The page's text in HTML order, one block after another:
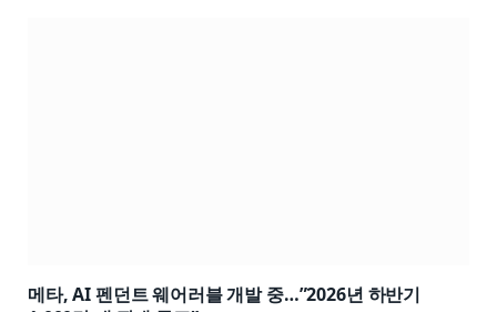
메타, AI 펜던트 웨어러블 개발 중…”2026년 하반기